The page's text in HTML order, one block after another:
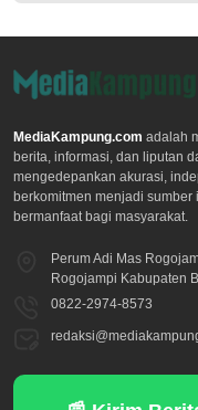
MediaKampung.com adalah
berita, informasi, dan liputan
mengedepankan akurasi,
berkomitmen menjadi
bermanfaat bagi masyarakat.
Perum Adi Mas
Rogojampi Kabupaten
0822-2974-8573